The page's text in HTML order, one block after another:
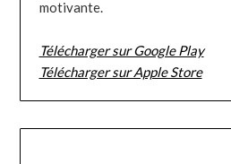
motivante.
Télécharger sur Google Play
Télécharger sur Apple Store